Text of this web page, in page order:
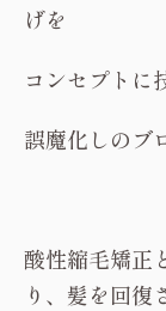
げを
コンセプトに
誤魔化しのブ
酸性縮毛矯正
り、髪を回復